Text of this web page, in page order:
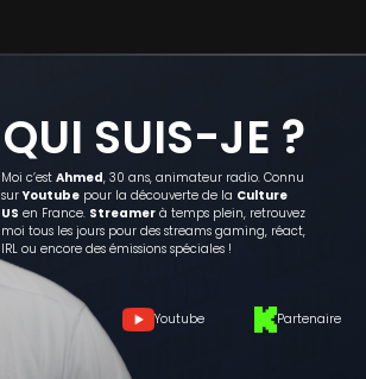
QUI SUIS-JE ?
Moi c’est Ahmed, 30 ans, animateur radio. Connu
surYoutubepour la découverte de la Culture
US en France. Streamerà temps plein, retrouvez
moi tous les jours pour des streams gaming, réact,
IRL ou encore des émissions spéciales !
Youtube Partenaire